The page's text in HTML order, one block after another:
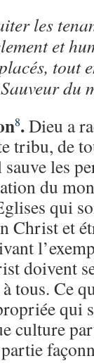
les
et
tout
du
8.Dieu a
tribu, de
les
du
qui
Christ et
doivent
tous. Ce
qui
culture